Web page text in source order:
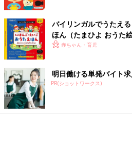
バイリンガルでうたえ
ほん（たまひよ おうた絵
赤ちゃん・育児
明日働ける単発バイト
PR(ショットワークス)